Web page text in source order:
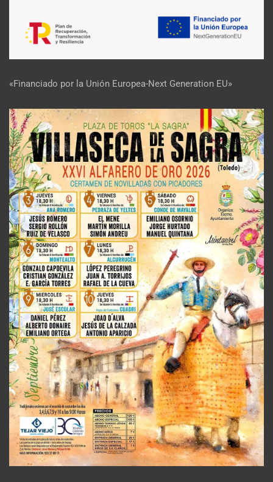
«Financiado por la Unión Europea-Next Generation EU»